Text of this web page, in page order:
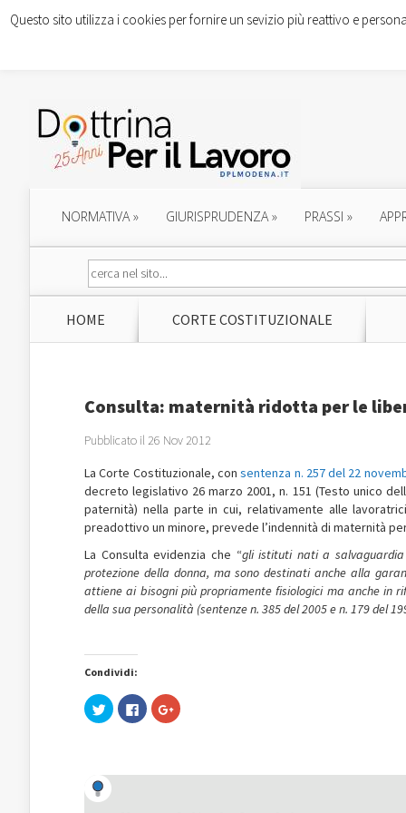
NORMATIVA» GIURISPRUDENZA» PRASSI »
HOME CORTE COSTITUZIONALE
Consulta: maternità ridotta per le
Pubblicato il 26 Nov 2012
La Corte Costituzionale, consentenza n. 257 del 22
decreto legislativo 26 marzo 2001, n. 151 (Testo unico
paternità) nella parte in cui, relativamente alle
preadottivo un minore, prevede l’indennità di maternità
La Consulta evidenzia che “gli istituti nati a
protezione della donna, ma sono destinati anche alla
attiene ai bisogni più propriamente fisiologici ma anche in
della sua personalità (sentenze n. 385 del 2005 e n. 179 del
Condividi:
Fai
clic
(Si
apre
Fai
clic
Fai
clic
Questo sito utilizza i cookies per fornire un sevizio più reattivo e